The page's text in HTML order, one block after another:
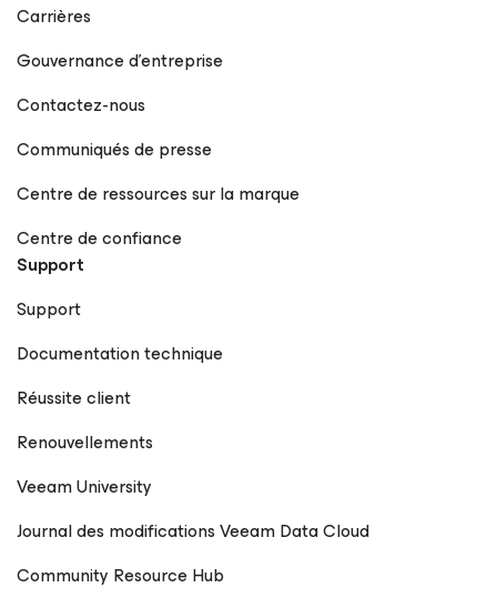
Carrières
Gouvernance d’entreprise
Contactez-nous
Communiqués de presse
Centre de ressources sur la marque
Centre de confiance
Support
Support
Documentation technique
Réussite client
Renouvellements
Veeam University
Journal des modifications Veeam Data Cloud
Community Resource Hub